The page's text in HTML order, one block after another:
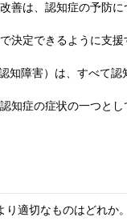
善は、認知症の予防
決定できるように支
知障害）は、すべて認
知症の症状の一つと
り適切なものはどれか